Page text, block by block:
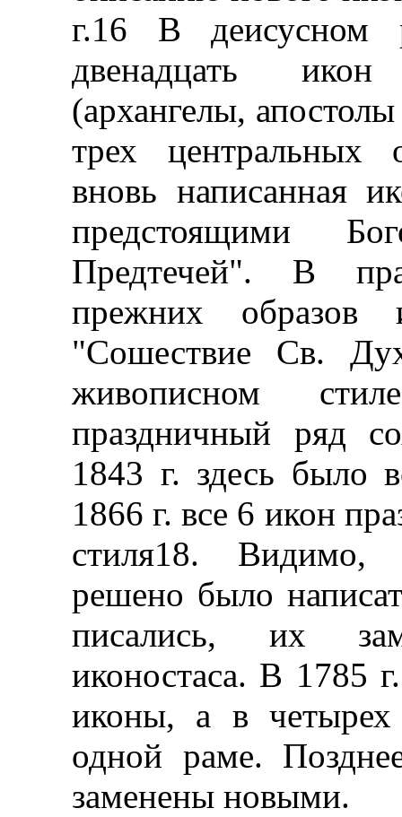
г.16 В деисусном
двенадцать
(архангелы,
трех центральных
вновь написанная
предстоящими
Предтечей". В
прежних
"Сошествие Св.
живописном
праздничный ряд
1843 г. здесь было
1866 г. все 6 икон
стиля18. Видимо,
решено было
писались, их
иконостаса. В 1785
иконы, а в
одной раме.
заменены новыми.